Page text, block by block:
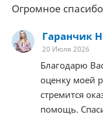
Огромное
Гаранчик
20 Июля 2026
Благодарю
оценку моей
стремится
помощь.